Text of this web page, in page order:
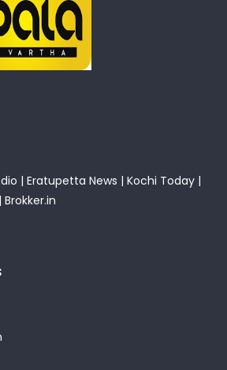
| Eratupetta News | Kochi Today |
| Brokker.in